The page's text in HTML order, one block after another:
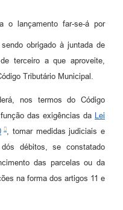
o lançamento far-se-á por
obrigado à juntada de
terceiro a que aproveite,
Tributário Municipal.
nos termos do Código
das exigências da Lei
, tomar medidas judiciais e
débitos, se constatado
das parcelas ou da
na forma dos artigos 11 e